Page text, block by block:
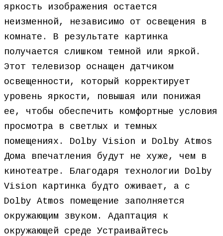
яркость изображения остается
неизменной, независимо от освещения в
комнате. В результате картинка
получается слишком темной или яркой.
Этот телевизор оснащен датчиком
освещенности, который корректирует
уровень яркости, повышая или понижая
ее, чтобы обеспечить комфортные условия
просмотра в светлых и темных
помещениях. Dolby Vision и Dolby Atmos
Дома впечатления будут не хуже, чем в
кинотеатре. Благодаря технологии Dolby
Vision картинка будто оживает, а с
Dolby Atmos помещение заполняется
окружающим звуком. Адаптация к
окружающей среде Устраивайтесь